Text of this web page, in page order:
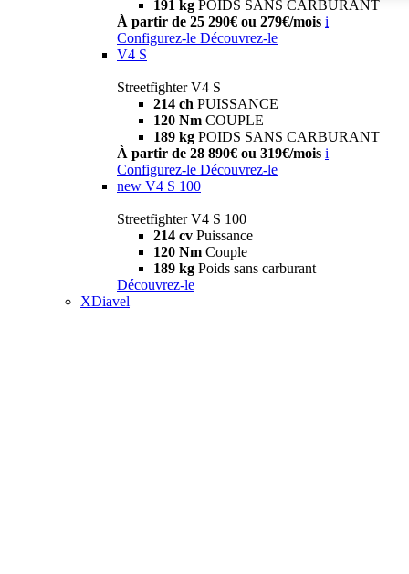
191 kg POIDS SANS CARBURANT
À partir de 25 290€ ou 279€/mois i
Configurez-le Découvrez-le
V4 S
Streetfighter V4 S
214 ch PUISSANCE
120 Nm COUPLE
189 kg POIDS SANS CARBURANT
À partir de 28 890€ ou 319€/mois i
Configurez-le Découvrez-le
new V4 S 100
Streetfighter V4 S 100
214 cv Puissance
120 Nm Couple
189 kg Poids sans carburant
Découvrez-le
XDiavel